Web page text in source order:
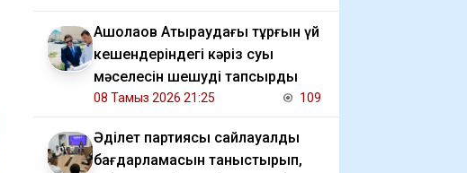
​Ақшолақов Атыраудағы тұрғын үй
кешендеріндегі кәріз суы
мәселесін шешуді тапсырды
08 Тамыз 2026 21:25 109
Әділет партиясы сайлауалды
бағдарламасын таныстырып,